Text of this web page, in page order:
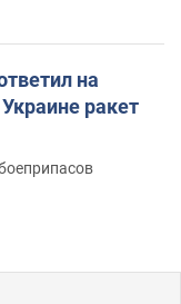
на
ракет